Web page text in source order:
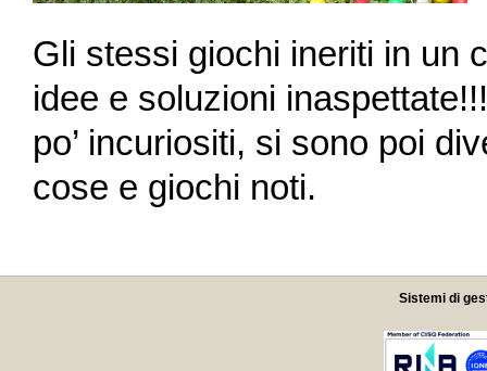
Gli stessi giochi ineriti in un
idee e soluzioni
po’ incuriositi, si sono poi
cose e giochi noti.
Sistemi di